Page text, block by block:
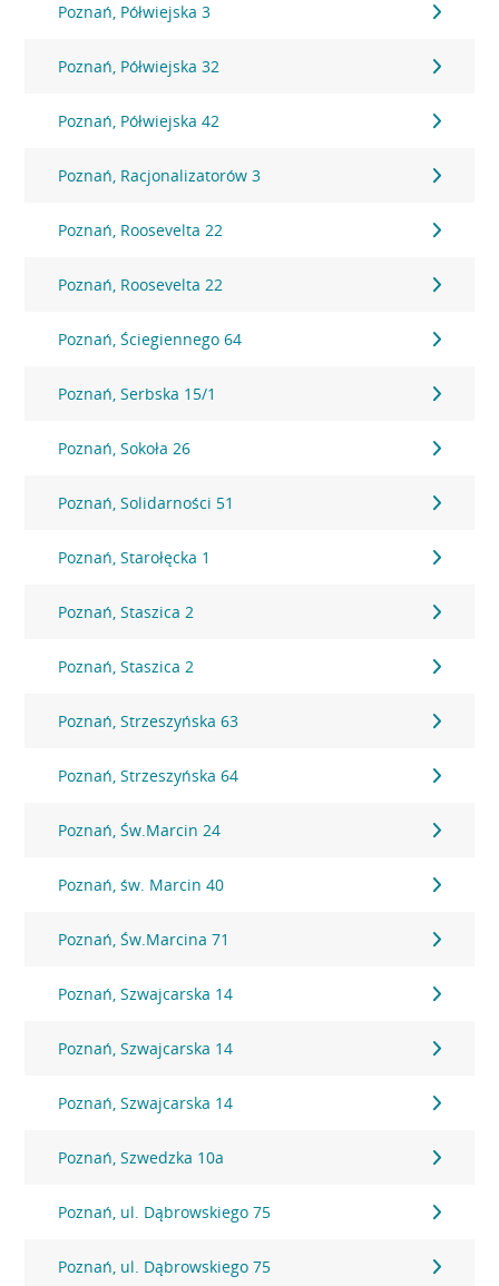
Poznań, Półwiejska 3
Poznań, Półwiejska 32
Poznań, Półwiejska 42
Poznań, Racjonalizatorów 3
Poznań, Roosevelta 22
Poznań, Roosevelta 22
Poznań, Ściegiennego 64
Poznań, Serbska 15/1
Poznań, Sokoła 26
Poznań, Solidarności 51
Poznań, Starołęcka 1
Poznań, Staszica 2
Poznań, Staszica 2
Poznań, Strzeszyńska 63
Poznań, Strzeszyńska 64
Poznań, Św.Marcin 24
Poznań, św. Marcin 40
Poznań, Św.Marcina 71
Poznań, Szwajcarska 14
Poznań, Szwajcarska 14
Poznań, Szwajcarska 14
Poznań, Szwedzka 10a
Poznań, ul. Dąbrowskiego 75
Poznań, ul. Dąbrowskiego 75